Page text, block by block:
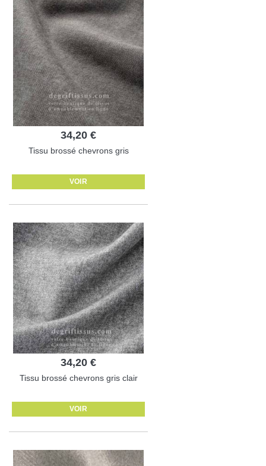
34,20 €
Tissu brossé chevrons gris
VOIR
34,20 €
Tissu brossé chevrons gris clair
VOIR